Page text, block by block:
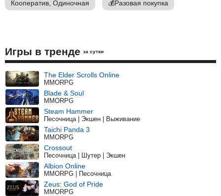
Кооператив, Одиночная 💰Разовая покупка
Игры в тренде за сутки
The Elder Scrolls Online
MMORPG
Blade & Soul
MMORPG
Steam Hammer
Песочница | Экшен | Выживание
Taichi Panda 3
MMORPG
Crossout
Песочница | Шутер | Экшен
Albion Online
MMORPG | Песочница
Zeus: God of Pride
MMORPG